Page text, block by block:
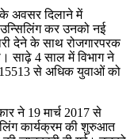
अवसर दिलाने में
कर उनको नई
देने के साथ रोजगारपरक
साढ़े 4 साल में विभाग ने
से अधिक युवाओं को
ने 19 मार्च 2017 से
कार्यक्रम की शुरुआत